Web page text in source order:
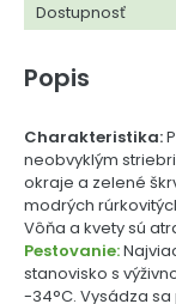
Dostupnosť
Popis
Charakteristika:
neobvyklým
okraje a zelené
modrých
Vôňa a kvety sú
Pestovanie:
stanovisko s
-34°C. Vysádza